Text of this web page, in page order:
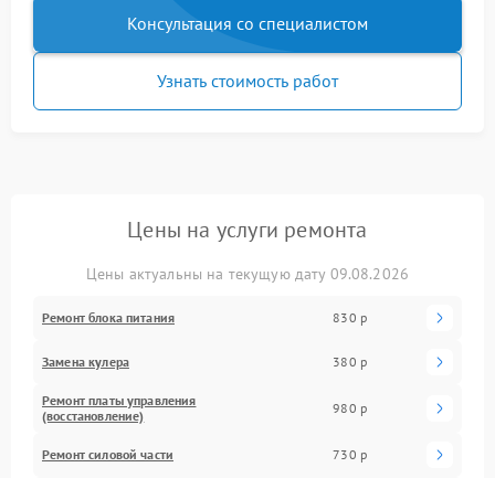
Консультация со специалистом
Узнать стоимость работ
Цены на услуги ремонта
Цены актуальны на текущую дату 09.08.2026
Ремонт блока питания 830 р
Замена кулера 380 р
Ремонт платы управления
(восстановление)
980 р
Ремонт силовой части 730 р